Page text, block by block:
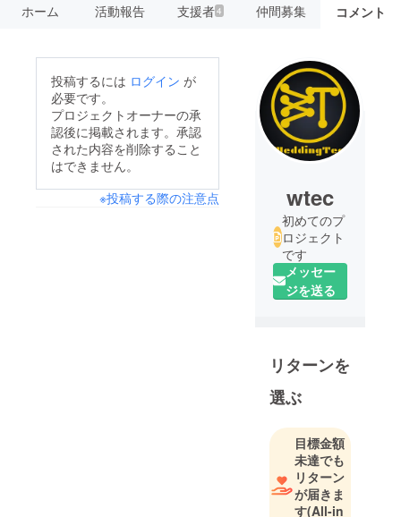
ホーム 活動報告 支援者4 仲間募集 コメント
投稿するには ログイン が
必要です。
プロジェクトオーナーの承
認後に掲載されます。承認
された内容を削除すること
はできません。
※投稿する際の注意点
wtec
初めてのプ
ロジェクト
です
メッセー
ジを送る
リターンを
選ぶ
目標金額
未達でも
リターン
が届きま
す(All-in